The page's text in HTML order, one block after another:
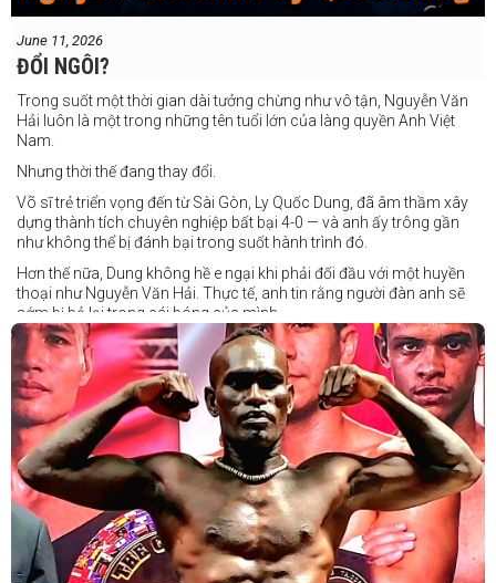
June 11, 2026
ĐỔI NGÔI?
Trong suốt một thời gian dài tưởng chừng như vô tận, Nguyễn Văn
Hải luôn là một trong những tên tuổi lớn của làng quyền Anh Việt
Nam.
Nhưng thời thế đang thay đổi.
Võ sĩ trẻ triển vọng đến từ Sài Gòn, Ly Quốc Dung, đã âm thầm xây
dựng thành tích chuyên nghiệp bất bại 4-0 — và anh ấy trông gần
như không thể bị đánh bại trong suốt hành trình đó.
Hơn thế nữa, Dung không hề e ngại khi phải đối đầu với một huyền
thoại như Nguyễn Văn Hải. Thực tế, anh tin rằng người đàn anh sẽ
sớm bị bỏ lại trong cái bóng của mình.
Dung nói rằng anh quá nhanh, quá khó nắm bắt, và đơn giản là quá
điển trai đối với “Hanoi Hitman”.
Và biết đâu anh ấy đúng.
Chúng ta sẽ có câu trả lời vào Chủ Nhật, ngày 21 tháng 6